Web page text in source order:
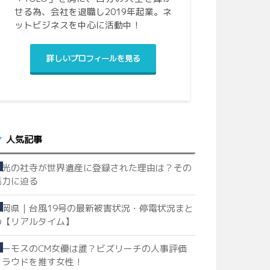
せる為、会社を退職し2019年起業。ネ
ットビジネスを中心に活動中！
詳しいプロフィールを見る
人気記事
光の社寺が世界遺産に登録された理由は？その
力に迫る
岡県｜台風19号の最新被害状況・停電状況まと
リアルタイム】
ーモスのCM女優は誰？ビズリーチの人事評価
ウドを推す女性！